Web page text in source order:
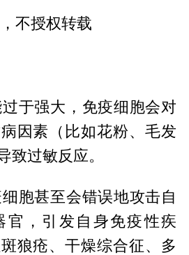
不授权转载
于强大，免疫细胞会对
因素（比如花粉、毛发
致过敏反应。
胞甚至会错误地攻击自
官，引发自身免疫性疾
狼疮、干燥综合征、多